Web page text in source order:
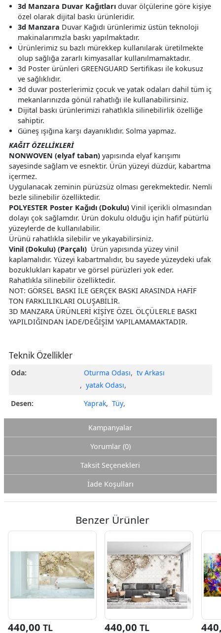
3d Manzara Duvar Kağıtları duvar ölçülerine göre kişiye
özel olarak dijital baskı ürünleridir.
3d Manzara Duvar Kağıdı ürünlerimiz üstün teknoloji
makinalarımızla baskı yapılmaktadır.
Ürünlerimiz su bazlı mürekkep kullanılarak üretilmekte
olup sağlığa zararlı kimyasallar kullanılmamaktadır.
3d Poster ürünleri GREENGUARD Sertifikası ile kokusuz
ve sağlıklıdır.
3d duvar posterlerimiz çocuk ve yatak odaları dahil tüm iç
mekanlarınızda gönül rahatlığı ile kullanabilirsiniz.
Dijital baskı ürünlerimizi rahatlıkla silinebilirlik özelliğe
sahiptir.
Güneş ışığına karşı dayanıklıdır. Solma yapmaz.
KAĞIT ÖZELLİKLERİ
NONWOVEN (elyaf taban) yapısında elyaf karışımı
sayesinde sağlam ve esnektir. Ürün yüzeyi düzdür, kabartma
içermez.
Uygulanacak zeminin pürüzsüz olması gerekmektedir. Nemli
bezle silinebilir özelliktedir.
POLYESTER Poster Kağıdı (Dokulu) Vinil içerikli olmasından
dolayı çok sağlamdır. Ürün dokulu olduğu için hafif pütürlü
yüzeylerde de kullanılabilir.
Ürünü rahatlıkla silebilir ve yıkayabilirsiniz.
Vinil (Dokulu) (Parçalı) Ürün yapısında yüzey vinil
kaplamalıdır. Yüzeyi kabartmalıdır, bu sayede yüzeydeki ufak
bozuklukları kapatır ve görsel pürüzleri yok eder.
Rahatlıkla silinebilir özelliktedir.
NOT: GÖRSEL BASKI İLE GERÇEK BASKI ARASINDA HAFİF
TON FARKLILIKLARI OLUŞABİLİR.
3D MANZARA ÜRÜNLERİ KİŞİYE ÖZEL ÖLÇÜLERLE BASKI
YAPILDIĞINDAN İADE/DEĞİŞİM YAPILAMAMAKTADIR.
Teknik Özellikler
Oda: Oturma Odası, tv Arkası
, yatak Odası,
Desen:
Yaprak, Tüy,
Kampanyalar
Yorumlar (0)
Taksit Seçenekleri
İade Koşulları
Benzer Ürünler
440,00 TL 440,00 TL